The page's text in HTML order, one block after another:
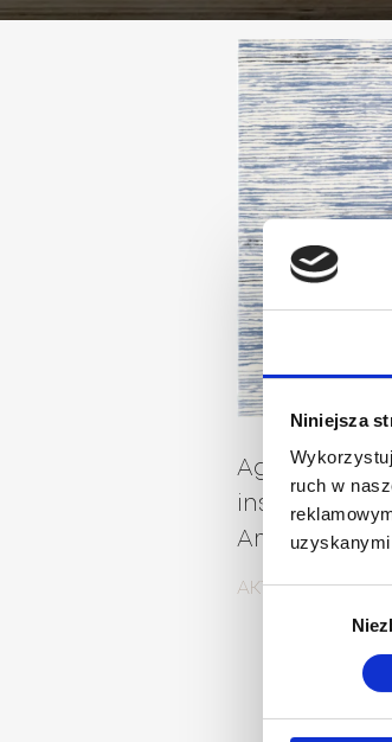
Niniejsza
ruch w
Agnella we
Ambiente
AKTUALNOŚCI